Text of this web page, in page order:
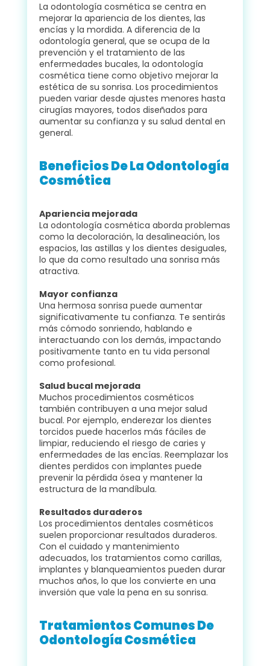
La odontología cosmética se centra en
mejorar la apariencia de los dientes, las
encías y la mordida. A diferencia de la
odontología general, que se ocupa de la
prevención y el tratamiento de las
enfermedades bucales, la odontología
cosmética tiene como objetivo mejorar la
estética de su sonrisa. Los procedimientos
pueden variar desde ajustes menores hasta
cirugías mayores, todos diseñados para
aumentar su confianza y su salud dental en
general.
Beneficios De La Odontología
Cosmética
Apariencia mejorada
La odontología cosmética aborda problemas
como la decoloración, la desalineación, los
espacios, las astillas y los dientes desiguales,
lo que da como resultado una sonrisa más
atractiva.
Mayor confianza
Una hermosa sonrisa puede aumentar
significativamente tu confianza. Te sentirás
más cómodo sonriendo, hablando e
interactuando con los demás, impactando
positivamente tanto en tu vida personal
como profesional.
Salud bucal mejorada
Muchos procedimientos cosméticos
también contribuyen a una mejor salud
bucal. Por ejemplo, enderezar los dientes
torcidos puede hacerlos más fáciles de
limpiar, reduciendo el riesgo de caries y
enfermedades de las encías. Reemplazar los
dientes perdidos con implantes puede
prevenir la pérdida ósea y mantener la
estructura de la mandíbula.
Resultados duraderos
Los procedimientos dentales cosméticos
suelen proporcionar resultados duraderos.
Con el cuidado y mantenimiento
adecuados, los tratamientos como carillas,
implantes y blanqueamientos pueden durar
muchos años, lo que los convierte en una
inversión que vale la pena en su sonrisa.
Tratamientos Comunes De
Odontología Cosmética